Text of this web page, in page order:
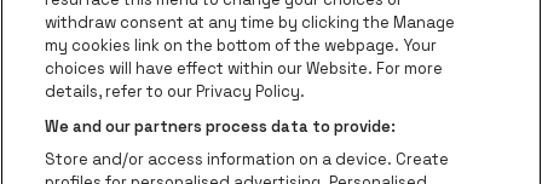
Contact
Instagram
Facebook
Threads
TiktokYoutube
Be•at Tickets is een deel van be•at
be•at Tickets
Schijnpoortweg 119, 2170 Antwerpen
Be-At Venues
withdraw consent at any time by clicking the Manage
my cookies link on the bottom of the webpage. Your
choices will have effect within our Website. For more
details, refer to our Privacy Policy.
We and our partners process data to provide:
Store and/or access information on a device. Create